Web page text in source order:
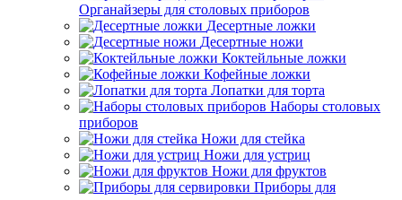
Органайзеры для столовых приборов
Десертные ложки
Десертные ножи
Коктейльные ложки
Кофейные ложки
Лопатки для торта
Наборы столовых
приборов
Ножи для стейка
Ножи для устриц
Ножи для фруктов
Приборы для